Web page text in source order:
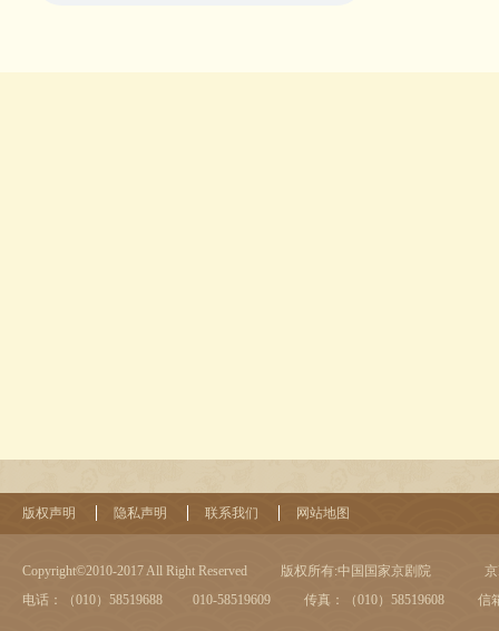
版权声明 隐私声明 联系我们 网站地图
Copyright©2010-2017 All Right Reserved 版权所有:中国国家京剧院
电话：（010）58519688 010-58519609
传真：（010）58519608 信